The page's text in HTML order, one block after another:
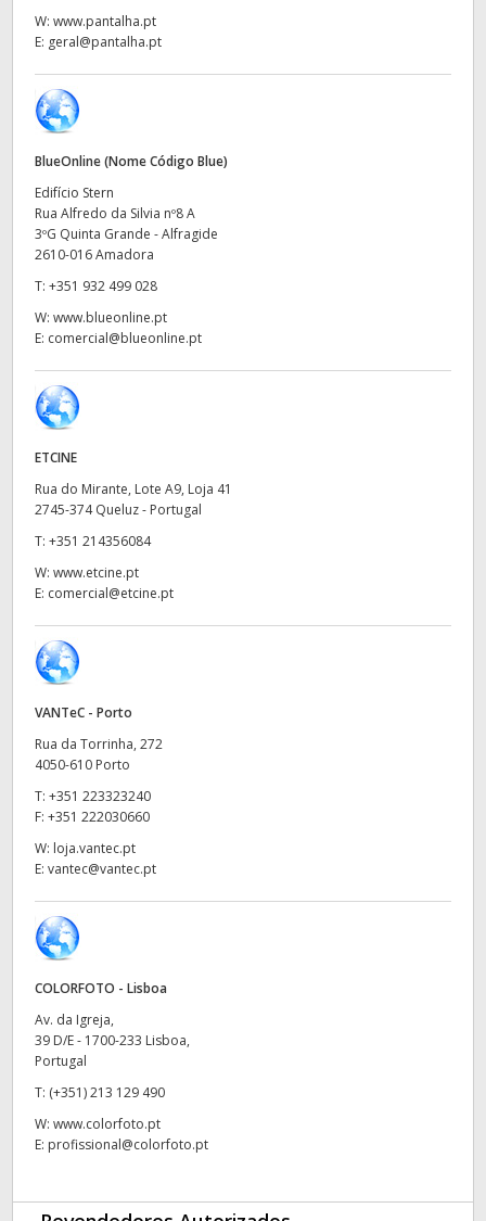
Italy
Mexico
Malaysia
Netherlands
New Zealand
Norway
Singapore
Spain
Sweden
Turkey
UAE
Ukraine
United Kingdom
United States
W: www.pantalha.pt
E: geral@pantalha.pt
BlueOnline (Nome Código Blue)
Edifício Stern
Rua Alfredo da Silvia nº8 A
3ºG Quinta Grande - Alfragide
2610-016 Amadora
T: +351 932 499 028
W: www.blueonline.pt
E: comercial@blueonline.pt
ETCINE
Rua do Mirante, Lote A9, Loja 41
2745-374 Queluz - Portugal
T: +351 214356084
W: www.etcine.pt
E: comercial@etcine.pt
VANTeC - Porto
Rua da Torrinha, 272
4050-610 Porto
T: +351 223323240
F: +351 222030660
W: loja.vantec.pt
E: vantec@vantec.pt
COLORFOTO - Lisboa
Av. da Igreja,
39 D/E - 1700-233 Lisboa,
Portugal
T: (+351) 213 129 490
W: www.colorfoto.pt
E: profissional@colorfoto.pt